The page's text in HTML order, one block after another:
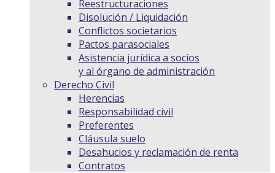
Reestructuraciones
Disolución / Liquidación
Conflictos societarios
Pactos parasociales
Asistencia jurídica a socios
y al órgano de administración
Derecho Civil
Herencias
Responsabilidad civil
Preferentes
Cláusula suelo
Desahucios y reclamación de renta
Contratos